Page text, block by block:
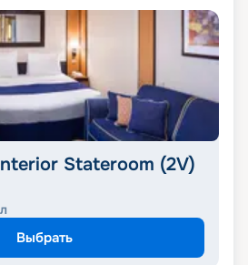
Stateroom (2V)
Выбрать